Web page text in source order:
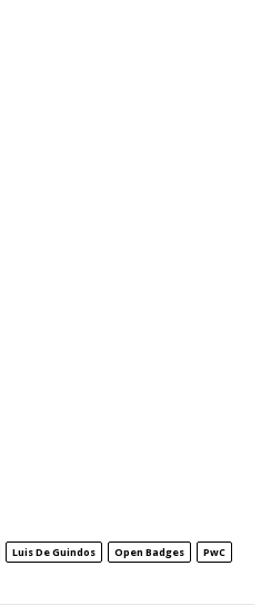
Luis De Guindos Open Badges
PwC